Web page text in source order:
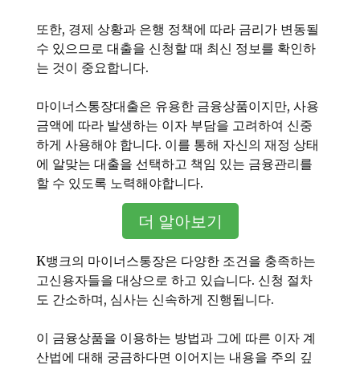
또한, 경제 상황과 은행 정책에 따라 금리가 변동될
수 있으므로 대출을 신청할 때 최신 정보를 확인하
는 것이 중요합니다.
마이너스통장대출은 유용한 금융상품이지만, 사용
금액에 따라 발생하는 이자 부담을 고려하여 신중
하게 사용해야 합니다. 이를 통해 자신의 재정 상태
에 알맞는 대출을 선택하고 책임 있는 금융관리를
할 수 있도록 노력해야합니다.
더 알아보기
K뱅크의 마이너스통장은 다양한 조건을 충족하는
고신용자들을 대상으로 하고 있습니다. 신청 절차
도 간소하며, 심사는 신속하게 진행됩니다.
이 금융상품을 이용하는 방법과 그에 따른 이자 계
산법에 대해 궁금하다면 이어지는 내용을 주의 깊